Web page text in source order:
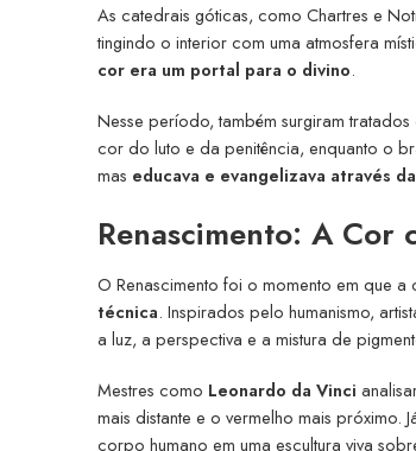
As catedrais góticas, como Chartres e
tingindo o interior com uma atmosfera
cor era um portal para o divino.
Nesse período, também surgiram
cor do luto e da penitência, enquanto o
mas educava e evangelizava através
Renascimento: A Cor
O Renascimento foi o momento em que
técnica. Inspirados pelo humanismo,
a luz, a perspectiva e a mistura de
Mestres como Leonardo da Vinci
mais distante e o vermelho mais próximo.
corpo humano em uma escultura viva